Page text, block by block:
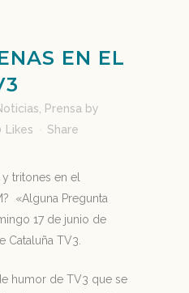
EN EL
Prensa by
Likes Share
y tritones en el
«Alguna Pregunta
17 de junio de
Cataluña TV3.
humor de TV3 que se